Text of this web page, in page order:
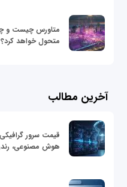
متاورس چیست و
متحول خواهد کرد؟
آخرین مطالب
هوش مصنوعی،